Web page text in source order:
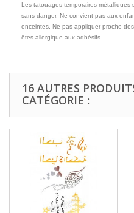
Les tatouages temporaires
sans danger. Ne convient pas aux
enceintes. Ne pas appliquer proche
êtes allergique aux adhésifs.
16 AUTRES
CATÉGORIE :